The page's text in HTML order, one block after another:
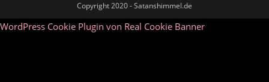
Copyright 2020 - Satanshimmel.de
WordPress Cookie Plugin von Real Cookie Banner